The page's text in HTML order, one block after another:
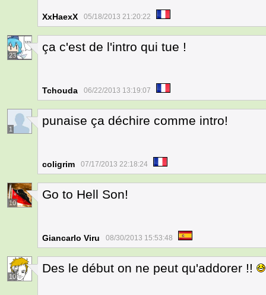
XxHaexX 05/18/2013 21:20:22
23
ça c'est de l'intro qui tue !
Tchouda 06/22/2013 13:19:07
1
punaise ça déchire comme intro!
coligrim 07/17/2013 22:18:24
10
Go to Hell Son!
Giancarlo Viru 08/30/2013 15:53:48
10
Des le début on ne peut qu'addorer !!